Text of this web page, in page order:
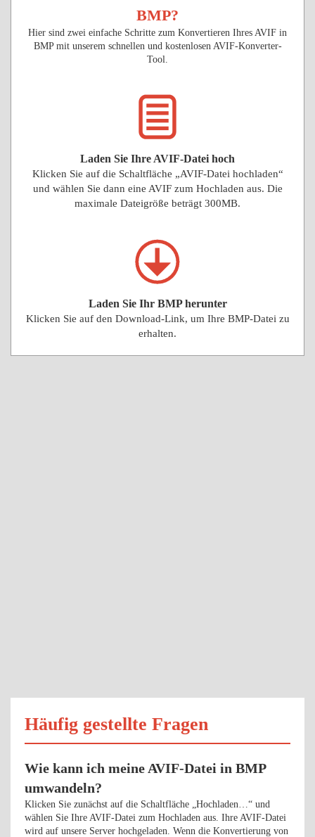
BMP?
Hier sind zwei einfache Schritte zum Konvertieren Ihres AVIF in
BMP mit unserem schnellen und kostenlosen AVIF-Konverter-
Tool.
Laden Sie Ihre AVIF-Datei hoch
Klicken Sie auf die Schaltfläche „AVIF-Datei hochladen“
und wählen Sie dann eine AVIF zum Hochladen aus. Die
maximale Dateigröße beträgt 300MB.
Laden Sie Ihr BMP herunter
Klicken Sie auf den Download-Link, um Ihre BMP-Datei zu
erhalten.
Häufig gestellte Fragen
Wie kann ich meine AVIF-Datei in BMP
umwandeln?
Klicken Sie zunächst auf die Schaltfläche „Hochladen…“ und
wählen Sie Ihre AVIF-Datei zum Hochladen aus. Ihre AVIF-Datei
wird auf unsere Server hochgeladen. Wenn die Konvertierung von